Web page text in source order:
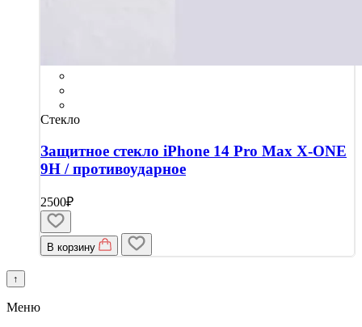
Стекло
Защитное стекло iPhone 14 Pro Max X-ONE
9H / противоударное
2500₽
В корзину
↑
Меню